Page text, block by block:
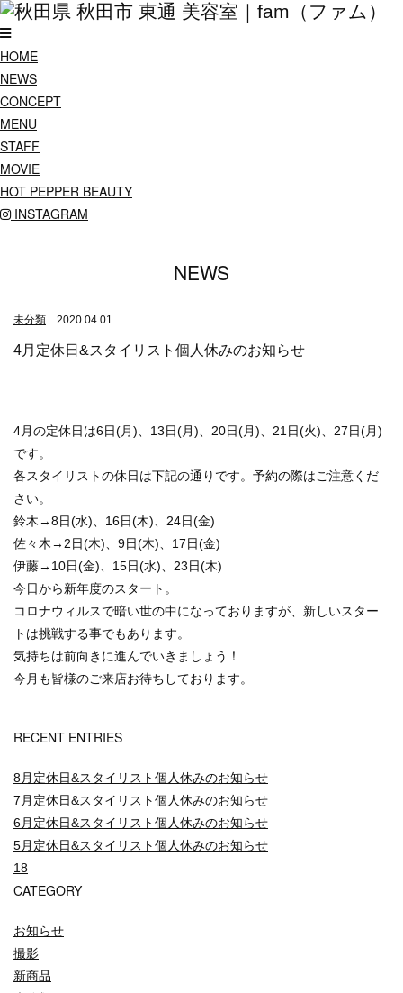
HOME
NEWS
CONCEPT
MENU
STAFF
MOVIE
HOT PEPPER BEAUTY
INSTAGRAM
NEWS
未分類 2020.04.01
4月定休日&スタイリスト個人休みのお知らせ
4月の定休日は6日(月)、13日(月)、20日(月)、21日(火)、27日(月)
です。
各スタイリストの休日は下記の通りです。予約の際はご注意くだ
さい。
鈴木→8日(水)、16日(木)、24日(金)
佐々木→2日(木)、9日(木)、17日(金)
伊藤→10日(金)、15日(水)、23日(木)
今日から新年度のスタート。
コロナウィルスで暗い世の中になっておりますが、新しいスター
トは挑戦する事でもあります。
気持ちは前向きに進んでいきましょう！
今月も皆様のご来店お待ちしております。
RECENT ENTRIES
8月定休日&スタイリスト個人休みのお知らせ
7月定休日&スタイリスト個人休みのお知らせ
6月定休日&スタイリスト個人休みのお知らせ
5月定休日&スタイリスト個人休みのお知らせ
18
CATEGORY
お知らせ
撮影
新商品